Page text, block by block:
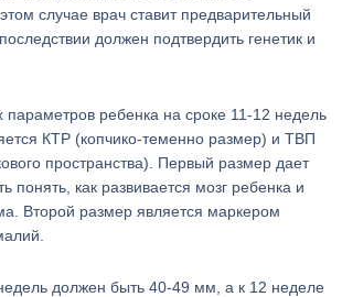
случае врач ставит предварительный
должен подтвердить генетик и
ребенка на сроке 11-12 недель
КТР (копчико-теменно размер) и ТВП
пространства). Первый размер дает
понять, как развивается мозг ребенка и
Второй размер является маркером
должен быть 40-49 мм, а к 12 неделе